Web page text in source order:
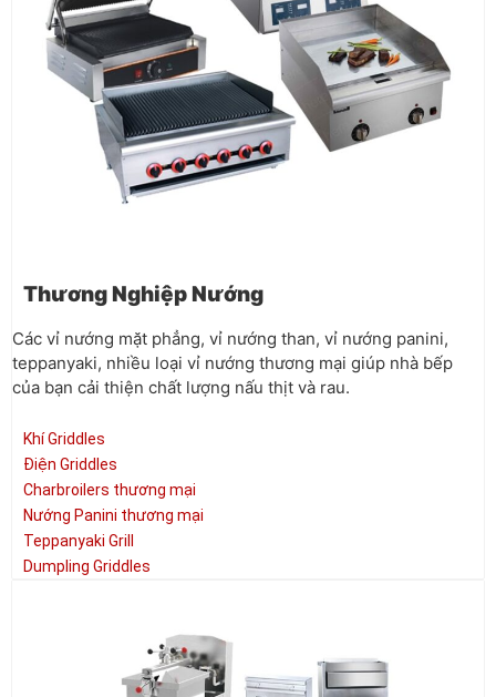
Thương Nghiệp Nướng
Các vỉ nướng mặt phẳng, vỉ nướng than, vỉ nướng panini,
teppanyaki, nhiều loại vỉ nướng thương mại giúp nhà bếp
của bạn cải thiện chất lượng nấu thịt và rau.
Khí Griddles
Điện Griddles
Charbroilers thương mại
Nướng Panini thương mại
Teppanyaki Grill
Dumpling Griddles